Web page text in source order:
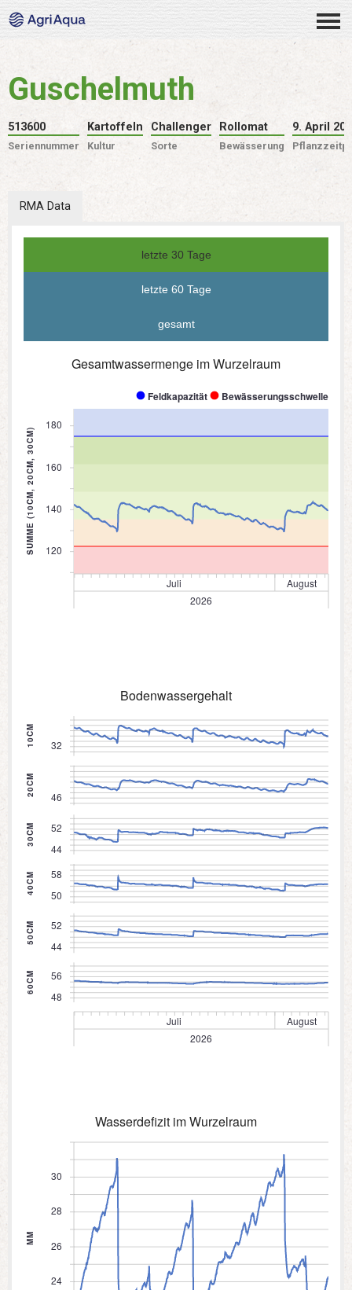
Guschelmuth
513600
Seriennummer
Kartoffeln
Kultur
Challenger
Sorte
Rollomat
Bewässerung
9. April
RMA Data
letzte 30 Tage
letzte 60 Tage
gesamt